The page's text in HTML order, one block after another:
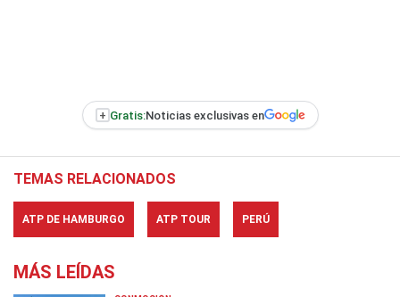
+ Gratis:Noticias exclusivas en
TEMAS RELACIONADOS
ATP DE HAMBURGO ATP TOUR PERÚ
MÁS LEÍDAS